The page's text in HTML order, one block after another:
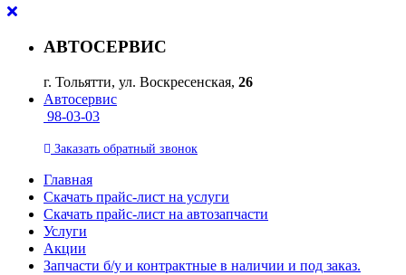
АВТОСЕРВИС
г. Тольятти, ул. Воскресенская, 26
Автосервис
98-03-03
Заказать обратный звонок
Главная
Скачать прайс-лист на услуги
Скачать прайс-лист на автозапчасти
Услуги
Акции
Запчасти б/у и контрактные в наличии и под заказ.